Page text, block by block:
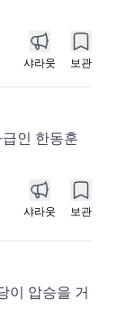
샤라웃 보관
인 한동훈
샤라웃 보관
이 압승을 거